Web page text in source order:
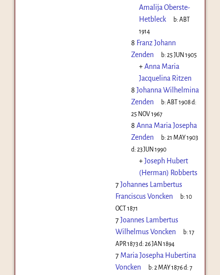
Amalija Oberste-
Hetbleck
b:ABT
1914
8 Franz Johann
Zenden
b:25 JUN 1905
+Anna Maria
Jacquelina Ritzen
8 Johanna Wilhelmina
Zenden
b:ABT 1908d:
25 NOV 1967
8 Anna Maria Josepha
Zenden
b:21 MAY 1903
d: 23 JUN 1990
+Joseph Hubert
(Herman) Robberts
7Johannes Lambertus
Franciscus Voncken
b:10
OCT 1871
7Joannes Lambertus
Wilhelmus Voncken
b:17
APR 1873d: 26 JAN 1894
7 Maria Josepha Hubertina
Voncken
b:2 MAY 1876d:7